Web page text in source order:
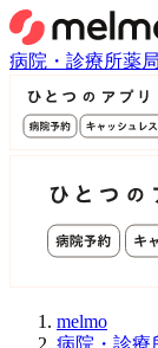
病院・診療所薬局
melmo
病院・診療